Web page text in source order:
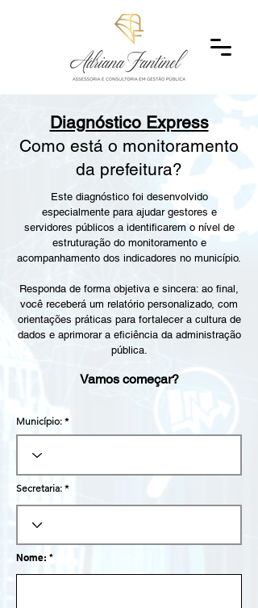
Diagnóstico Express
Como está o monitoramento
da prefeitura?
Este diagnóstico foi desenvolvido
especialmente para ajudar gestores e
servidores públicos a identificarem o nível de
estruturação do monitoramento e
acompanhamento dos indicadores no município.
Responda de forma objetiva e sincera: ao final,
você receberá um relatório personalizado, com
orientações práticas para fortalecer a cultura de
dados e aprimorar a eficiência da administração
pública.
Vamos começar?
Município:
Secretaria:
Nome: